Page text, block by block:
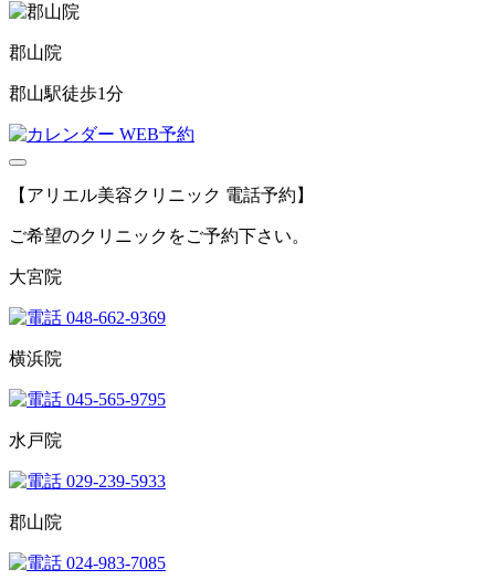
郡山院
郡山駅徒歩1分
WEB予約
【アリエル美容クリニック 電話予約】
ご希望のクリニックをご予約下さい。
大宮院
048-662-9369
横浜院
045-565-9795
水戸院
029-239-5933
郡山院
024-983-7085